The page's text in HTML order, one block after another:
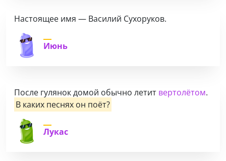
Настоящее имя — Василий Сухоруков.
Июнь
После гулянок домой обычно летит вертолётом.
В каких песнях он поёт?
Лукас